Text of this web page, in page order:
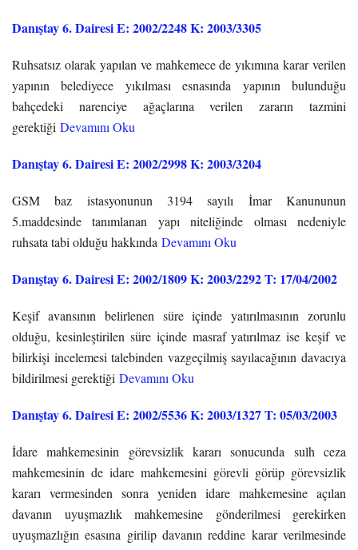
Danıştay 6. Dairesi E: 2002/2248 K: 2003/3305
Ruhsatsız olarak yapılan ve mahkemece de yıkımına karar verilen
yapının belediyece yıkılması esnasında yapının bulunduğu
bahçedeki narenciye ağaçlarına verilen zararın tazmini
gerektiği Devamını Oku
Danıştay 6. Dairesi E: 2002/2998 K: 2003/3204
GSM baz istasyonunun 3194 sayılı İmar Kanununun
5.maddesinde tanımlanan yapı niteliğinde olması nedeniyle
ruhsata tabi olduğu hakkında Devamını Oku
Danıştay 6. Dairesi E: 2002/1809 K: 2003/2292 T: 17/04/2002
Keşif avansının belirlenen süre içinde yatırılmasının zorunlu
olduğu, kesinleştirilen süre içinde masraf yatırılmaz ise keşif ve
bilirkişi incelemesi talebinden vazgeçilmiş sayılacağının davacıya
bildirilmesi gerektiği Devamını Oku
Danıştay 6. Dairesi E: 2002/5536 K: 2003/1327 T: 05/03/2003
İdare mahkemesinin görevsizlik kararı sonucunda sulh ceza
mahkemesinin de idare mahkemesini görevli görüp görevsizlik
kararı vermesinden sonra yeniden idare mahkemesine açılan
davanın uyuşmazlık mahkemesine gönderilmesi gerekirken
uyuşmazlığın esasına girilip davanın reddine karar verilmesinde